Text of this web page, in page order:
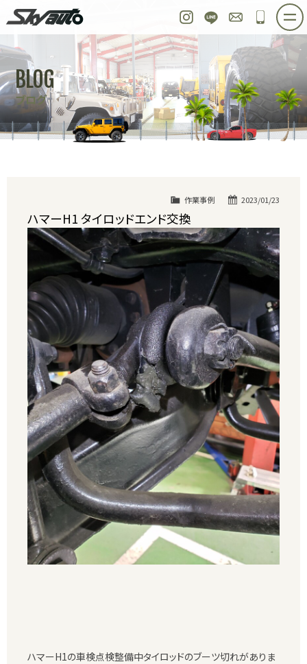
Instagram
LINE お問い合わせ
048-
ホーム 在庫車情報 ご購入プラン
整備作業実例 パーツ販売 買取＆オーダー
店舗紹介 工場紹介 会社概要
スタッフ紹介 求人情報 公式ブログ
BLOG
ブログ
2023/01/23
作業事例
ハマーH1 タイロッドエンド交換
ハマーH1の車検点検整備中タイロッドのブーツ切れがありま